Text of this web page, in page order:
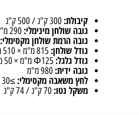
קיבולת:
גובה שולחן מינימלי:
גובה הרמת שולחן מקסימלי:
גודל שולחן:
גודל גלגל:
גובה ידית:
לחץ משאבה מקסימלי: ≥30 פעמים
משקל נטו: